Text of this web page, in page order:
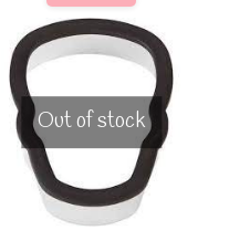
Out of stock